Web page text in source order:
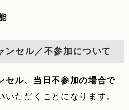
ンセル／不参加について
セル、当日不参加の場合で
いただくことになります。